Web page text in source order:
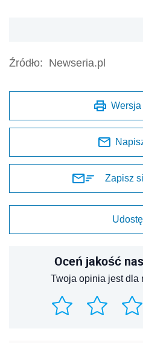
Źródło: Newseria.pl
Wersja
Zapisz
Oceń jakość
Twoja opinia jest dla